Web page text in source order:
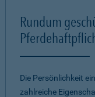
Rundum
Die Persönlichkeit
zahlreiche